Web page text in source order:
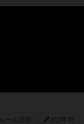
ルール説明 約3年前